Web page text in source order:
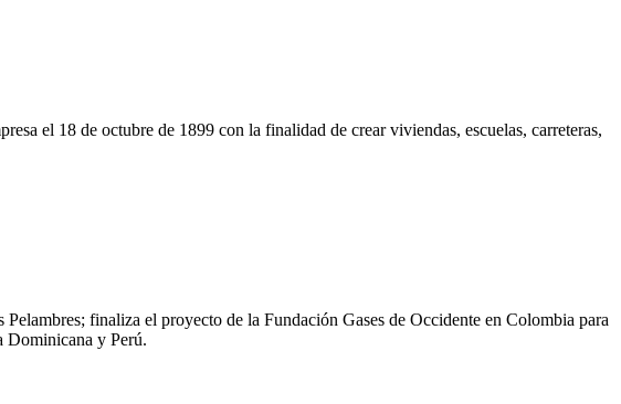
el 18 de octubre de 1899 con la finalidad de crear viviendas, escuelas, carreteras,
finaliza el proyecto de la Fundación Gases de Occidente en Colombia para
Dominicana y Perú.